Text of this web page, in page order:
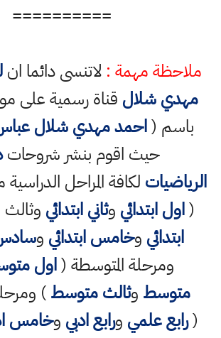
==========
ملاحظة مهمة : لاتنسى دائما ان
مهدي شلال قناة رسمية على
باسم (احمد مهدي شلال عباس
حيث اقوم بنشر شروحات
الرياضيات لكافة المراحل الدراسية
(اول ابتدائي وثاني ابتدائي وثالث
ابتدائي وخامس ابتدائي وسادس
ومرحلة المتوسطة (اول
متوسط وثالث متوسط)
(رابع علمي ورابع ادبي وخامس